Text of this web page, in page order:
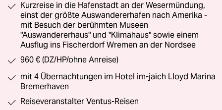
Kurzreise in die Hafenstadt an der Wesermündung,
einst der größte Auswandererhafen nach Amerika -
mit Besuch der berühmten Museen
"Auswandererhaus" und "Klimahaus" sowie einem
Ausflug ins Fischerdorf Wremen an der Nordsee
960 € (DZ/HP/ohne Anreise)
mit 4 Übernachtungen im Hotel im-jaich Lloyd Marina
Bremerhaven
Reiseveranstalter Ventus-Reisen